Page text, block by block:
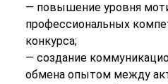
— повышение уровня
профессиональных
конкурса;
— создание
обмена опытом между